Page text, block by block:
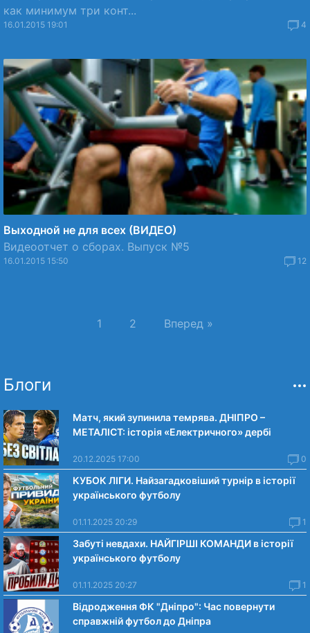
как минимум три конт...
16.01.2015 19:01 4
Выходной не для всех (ВИДЕО)
Видеоотчет о сборах. Выпуск №5
16.01.2015 15:50 12
1 2 Вперед »
Блоги
Матч, який зупинила темрява. ДНІПРО –
МЕТАЛІСТ: історія «Електричного» дербі
20.12.2025 17:00 0
КУБОК ЛІГИ. Найзагадковіший турнір в історії
українського футболу
01.11.2025 20:29 1
Забуті невдахи. НАЙГІРШІ КОМАНДИ в історії
українського футболу
01.11.2025 20:27 1
Відродження ФК "Дніпро": Час повернути
справжній футбол до Дніпра